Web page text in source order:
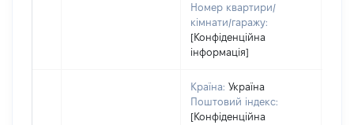
Номер квартири/
кімнати/гаражу:
[Конфіденційна
інформація]
Країна: Україна
Поштовий індекс:
[Конфіденційна